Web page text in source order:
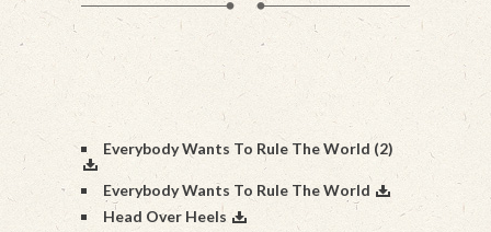
Everybody Wants To Rule The World (2)
Everybody Wants To Rule The World
Head Over Heels